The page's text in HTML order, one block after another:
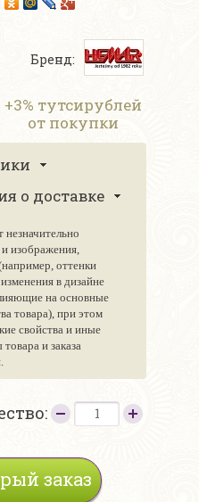
Бренд:
+3% тутсирублей
от покупки
о доставке
и изображения,
оттенки
в дизайне
на основные
товара), при этом
свойства и иные
и заказа
заказ